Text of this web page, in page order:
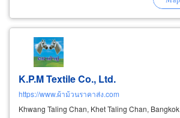
K.P.M Textile Co., Ltd.
https://www.ผ้าม้วนราคาส่ง.com
Khwang Taling Chan, Khet Taling Chan, Bangkok